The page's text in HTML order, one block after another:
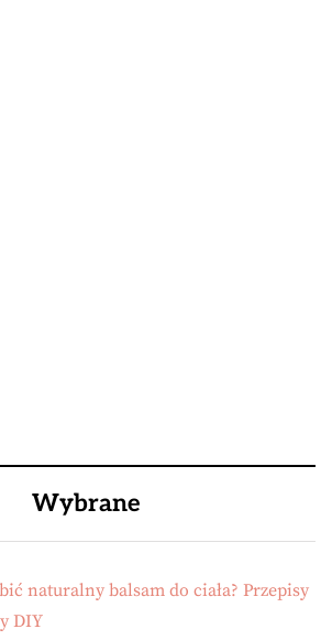
Wybrane
naturalny balsam do ciała? Przepisy
DIY